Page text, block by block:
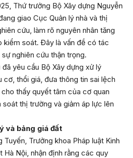
Thứ trưởng Bộ Xây dựng Nguyễn
giao Cục Quản lý nhà và thị
cứu, làm rõ nguyên nhân tăng
kiểm soát. Đây là vấn đề có tác
nghiên cứu thận trọng.
yêu cầu Bộ Xây dựng xử lý
cơ, thổi giá, đưa thông tin sai lệch
thấy quyết tâm của cơ quan
thị trường và giảm áp lực lên
và bảng giá đất
Tuyến, Trưởng khoa Pháp luật Kinh
Nội, nhận định rằng các quy